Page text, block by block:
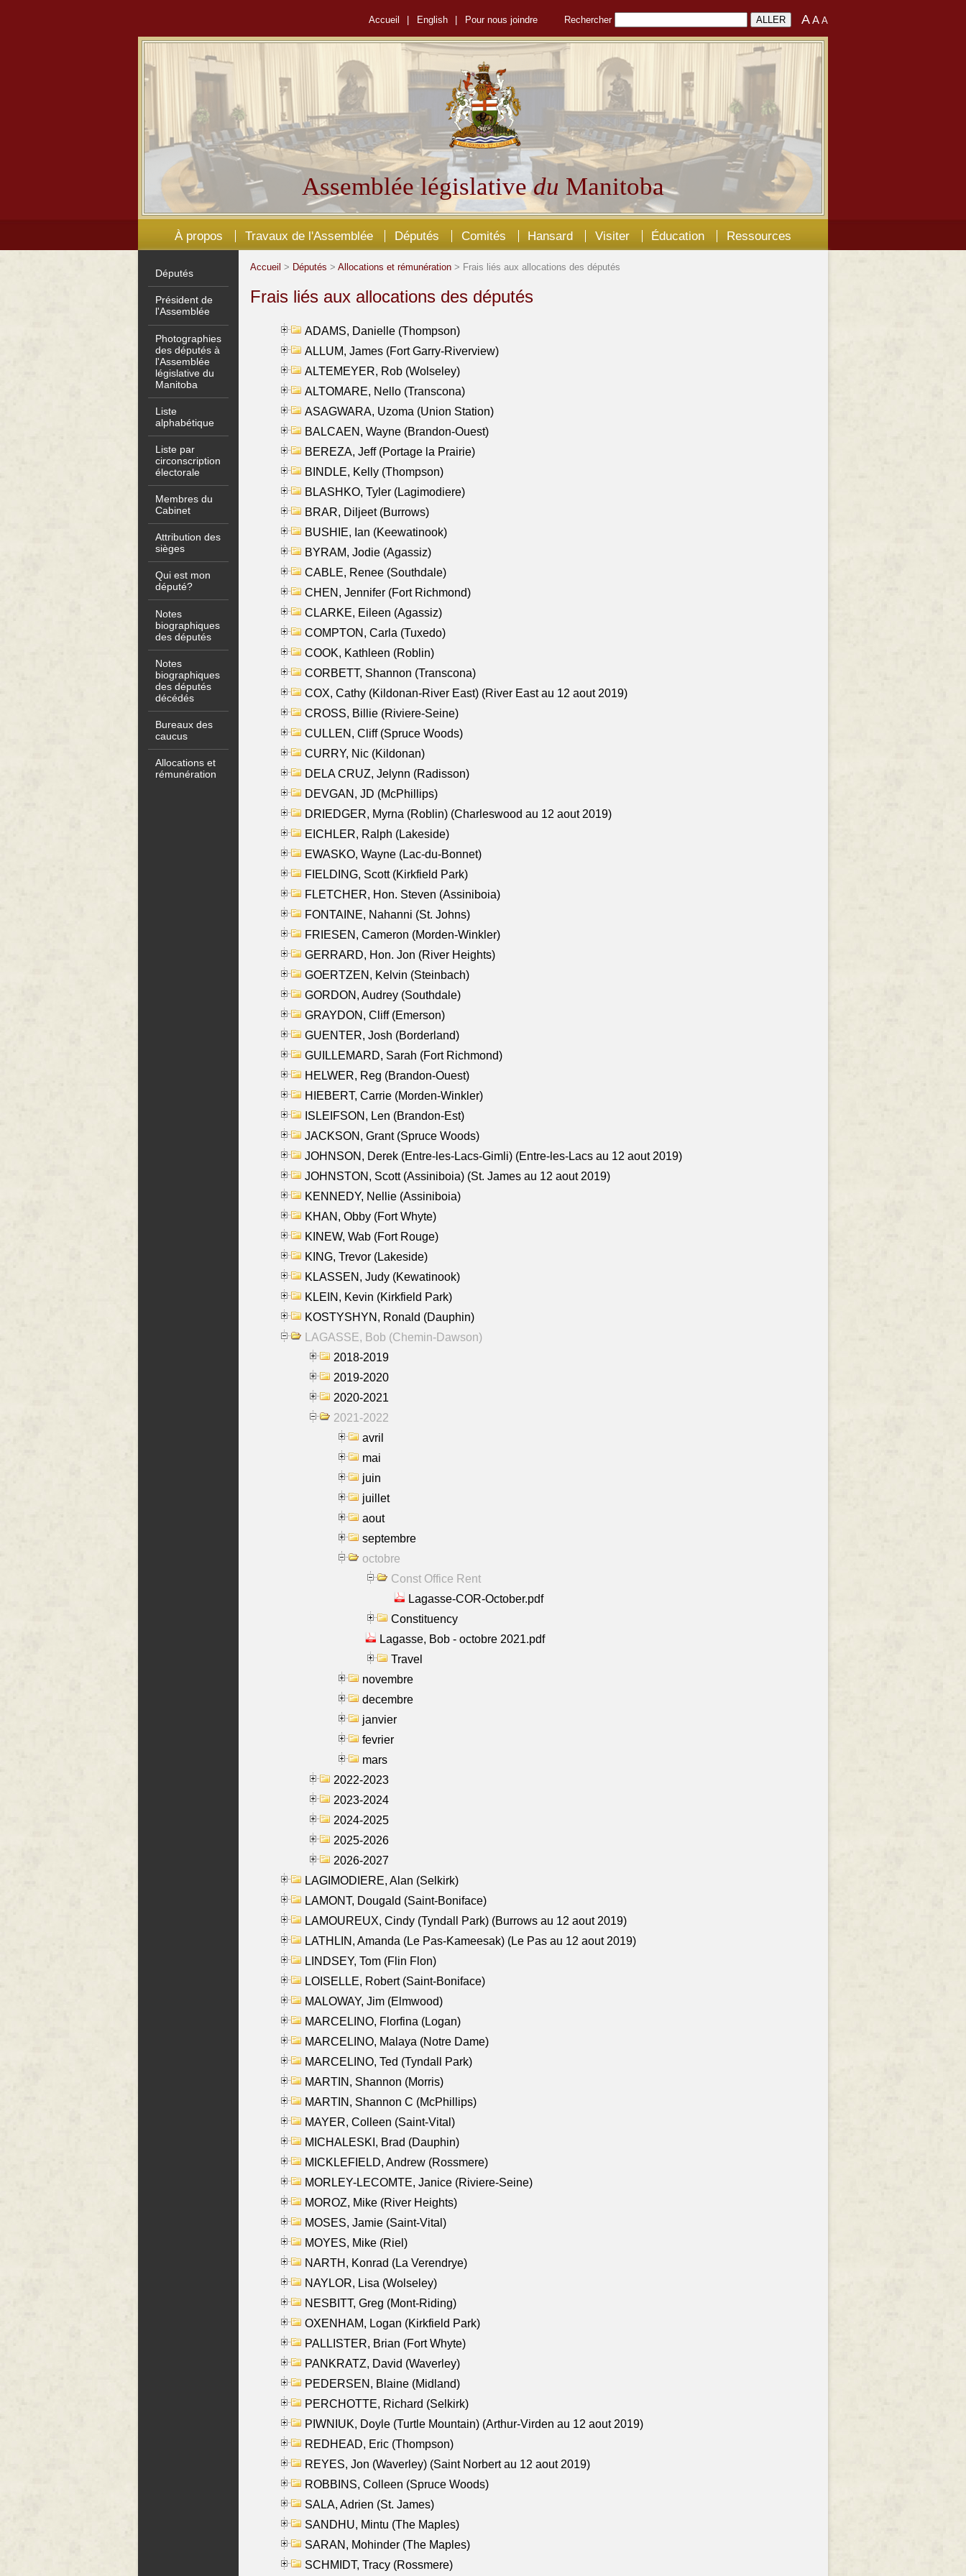
Accueil English Pour nous joindre Rechercher AA A
Assemblée législativedu Manitoba
À propos Travaux de l'Assemblée Députés Comités Hansard Visiter Éducation Ressources
Députés
Président de
l'Assemblée
Photographies
des députés à
l'Assemblée
législative du
Manitoba
Liste
alphabétique
Liste par
circonscription
électorale
Membres du
Cabinet
Attribution des
sièges
Qui est mon
député?
Notes
biographiques
des députés
Notes
biographiques
des députés
décédés
Bureaux des
caucus
Allocations et
rémunération
Accueil > Députés > Allocations et rémunération > Frais liés aux allocations des députés
Frais liés aux allocations des députés
ADAMS, Danielle (Thompson)
ALLUM, James (Fort Garry-Riverview)
ALTEMEYER, Rob (Wolseley)
ALTOMARE, Nello (Transcona)
ASAGWARA, Uzoma (Union Station)
BALCAEN, Wayne (Brandon-Ouest)
BEREZA, Jeff (Portage la Prairie)
BINDLE, Kelly (Thompson)
BLASHKO, Tyler (Lagimodiere)
BRAR, Diljeet (Burrows)
BUSHIE, Ian (Keewatinook)
BYRAM, Jodie (Agassiz)
CABLE, Renee (Southdale)
CHEN, Jennifer (Fort Richmond)
CLARKE, Eileen (Agassiz)
COMPTON, Carla (Tuxedo)
COOK, Kathleen (Roblin)
CORBETT, Shannon (Transcona)
COX, Cathy (Kildonan-River East) (River East au 12 aout 2019)
CROSS, Billie (Riviere-Seine)
CULLEN, Cliff (Spruce Woods)
CURRY, Nic (Kildonan)
DELA CRUZ, Jelynn (Radisson)
DEVGAN, JD (McPhillips)
DRIEDGER, Myrna (Roblin) (Charleswood au 12 aout 2019)
EICHLER, Ralph (Lakeside)
EWASKO, Wayne (Lac-du-Bonnet)
FIELDING, Scott (Kirkfield Park)
FLETCHER, Hon. Steven (Assiniboia)
FONTAINE, Nahanni (St. Johns)
FRIESEN, Cameron (Morden-Winkler)
GERRARD, Hon. Jon (River Heights)
GOERTZEN, Kelvin (Steinbach)
GORDON, Audrey (Southdale)
GRAYDON, Cliff (Emerson)
GUENTER, Josh (Borderland)
GUILLEMARD, Sarah (Fort Richmond)
HELWER, Reg (Brandon-Ouest)
HIEBERT, Carrie (Morden-Winkler)
ISLEIFSON, Len (Brandon-Est)
JACKSON, Grant (Spruce Woods)
JOHNSON, Derek (Entre-les-Lacs-Gimli) (Entre-les-Lacs au 12 aout 2019)
JOHNSTON, Scott (Assiniboia) (St. James au 12 aout 2019)
KENNEDY, Nellie (Assiniboia)
KHAN, Obby (Fort Whyte)
KINEW, Wab (Fort Rouge)
KING, Trevor (Lakeside)
KLASSEN, Judy (Kewatinook)
KLEIN, Kevin (Kirkfield Park)
KOSTYSHYN, Ronald (Dauphin)
LAGASSE, Bob (Chemin-Dawson)
2018-2019
2019-2020
2020-2021
2021-2022
avril
mai
juin
juillet
aout
septembre
octobre
Const Office Rent
Lagasse-COR-October.pdf
Constituency
Lagasse, Bob - octobre 2021.pdf
Travel
novembre
decembre
janvier
fevrier
mars
2022-2023
2023-2024
2024-2025
2025-2026
2026-2027
LAGIMODIERE, Alan (Selkirk)
LAMONT, Dougald (Saint-Boniface)
LAMOUREUX, Cindy (Tyndall Park) (Burrows au 12 aout 2019)
LATHLIN, Amanda (Le Pas-Kameesak) (Le Pas au 12 aout 2019)
LINDSEY, Tom (Flin Flon)
LOISELLE, Robert (Saint-Boniface)
MALOWAY, Jim (Elmwood)
MARCELINO, Florfina (Logan)
MARCELINO, Malaya (Notre Dame)
MARCELINO, Ted (Tyndall Park)
MARTIN, Shannon (Morris)
MARTIN, Shannon C (McPhillips)
MAYER, Colleen (Saint-Vital)
MICHALESKI, Brad (Dauphin)
MICKLEFIELD, Andrew (Rossmere)
MORLEY-LECOMTE, Janice (Riviere-Seine)
MOROZ, Mike (River Heights)
MOSES, Jamie (Saint-Vital)
MOYES, Mike (Riel)
NARTH, Konrad (La Verendrye)
NAYLOR, Lisa (Wolseley)
NESBITT, Greg (Mont-Riding)
OXENHAM, Logan (Kirkfield Park)
PALLISTER, Brian (Fort Whyte)
PANKRATZ, David (Waverley)
PEDERSEN, Blaine (Midland)
PERCHOTTE, Richard (Selkirk)
PIWNIUK, Doyle (Turtle Mountain) (Arthur-Virden au 12 aout 2019)
REDHEAD, Eric (Thompson)
REYES, Jon (Waverley) (Saint Norbert au 12 aout 2019)
ROBBINS, Colleen (Spruce Woods)
SALA, Adrien (St. James)
SANDHU, Mintu (The Maples)
SARAN, Mohinder (The Maples)
SCHMIDT, Tracy (Rossmere)